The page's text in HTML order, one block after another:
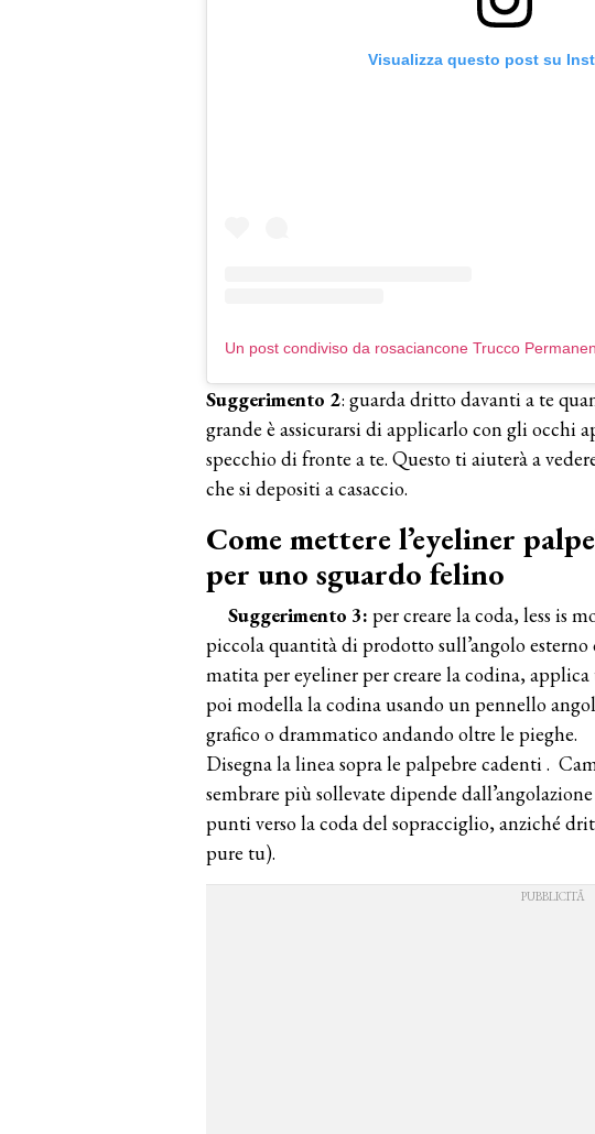
Visualizza questo post su
Suggerimento 2: guarda dritto davanti a te
grande è assicurarsi di applicarlo con gli occhi
specchio di fronte a te. Questo ti aiuterà a
che si depositi a casaccio.
Come mettere l’eyeliner
per uno sguardo felino
Suggerimento 3: per creare la coda, less is
piccola quantità di prodotto sull’angolo esterno
matita per eyeliner per creare la codina,
poi modella la codina usando un pennello
grafico o drammatico andando oltre le pieghe.
Disegna la linea sopra le palpebre cadenti .
sembrare più sollevate dipende
punti verso la coda del sopracciglio, anziché
pure tu).